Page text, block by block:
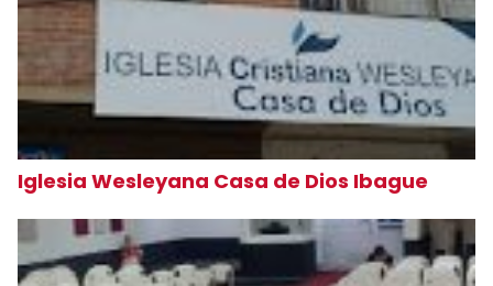
Iglesia Wesleyana Casa de Dios Ibague